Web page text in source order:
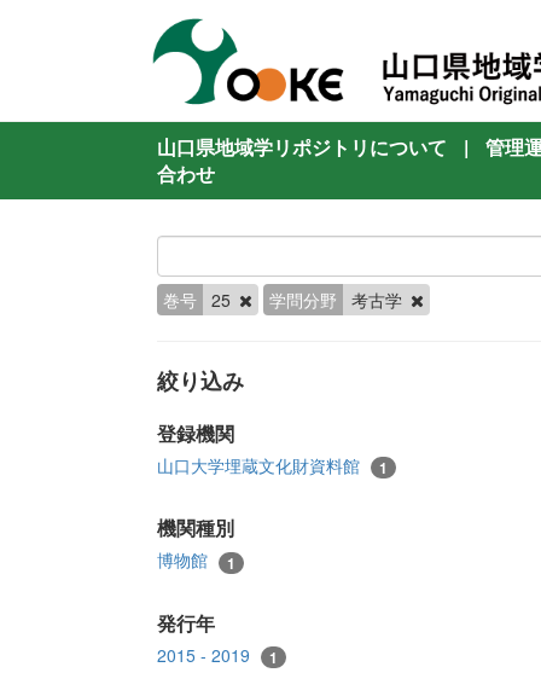
山口県地域学リポジトリについて |
管理
合わせ
巻号 25 学問分野 考古学
絞り込み
登録機関
山口大学埋蔵文化財資料館 1
機関種別
博物館 1
発行年
2015 - 2019 1